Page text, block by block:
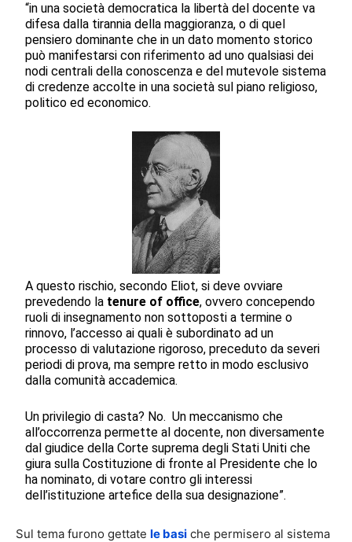
“in una società democratica la libertà del docente va
difesa dalla tirannia della maggioranza, o di quel
pensiero dominante che in un dato momento storico
può manifestarsi con riferimento ad uno qualsiasi dei
nodi centrali della conoscenza e del mutevole sistema
di credenze accolte in una società sul piano religioso,
politico ed economico.
A questo rischio, secondo Eliot, si deve ovviare
prevedendo la tenure of office, ovvero concependo
ruoli di insegnamento non sottoposti a termine o
rinnovo, l’accesso ai quali è subordinato ad un
processo di valutazione rigoroso, preceduto da severi
periodi di prova, ma sempre retto in modo esclusivo
dalla comunità accademica.
Un privilegio di casta? No. Un meccanismo che
all’occorrenza permette al docente, non diversamente
dal giudice della Corte suprema degli Stati Uniti che
giura sulla Costituzione di fronte al Presidente che lo
ha nominato, di votare contro gli interessi
dell’istituzione artefice della sua designazione”.
Sul tema furono gettate le basi che permisero al sistema